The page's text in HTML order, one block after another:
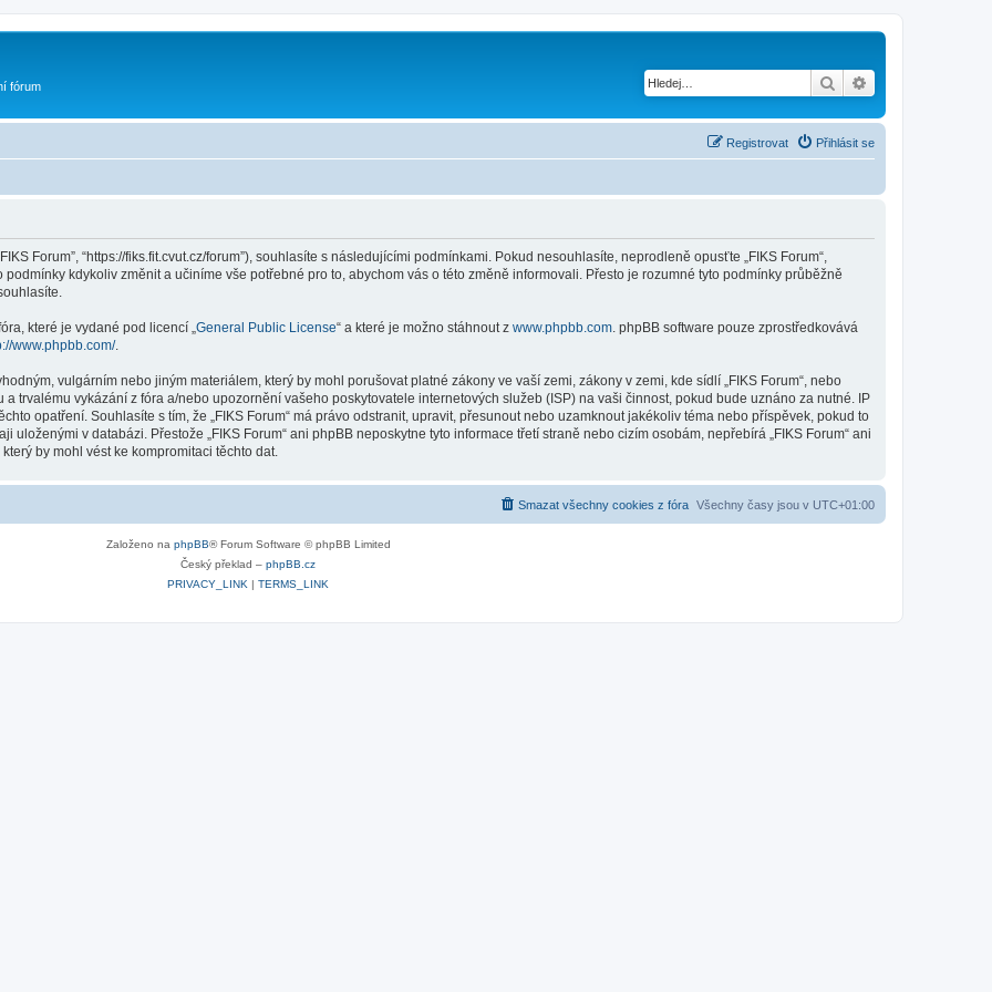
fórum Hledat
Přihlásit se
Registrovat
Forum”, “https://fiks.fit.cvut.cz/forum”), souhlasíte s následujícími podmínkami. Pokud nesouhlasíte, neprodleně opusťte „FIKS Forum“,
kdykoliv změnit a učiníme vše potřebné pro to, abychom vás o této změně informovali. Přesto je rozumné tyto podmínky průběžně
které je vydané pod licencí „ General Public License“ a které je možno stáhnout z www.phpbb.com . phpBB software pouze zprostředkovává
www.phpbb.com/.
vulgárním nebo jiným materiálem, který by mohl porušovat platné zákony ve vaší zemi, zákony v zemi, kde sídlí „FIKS Forum“, nebo
trvalému vykázání z fóra a/nebo upozornění vašeho poskytovatele internetových služeb (ISP) na vaši činnost, pokud bude uznáno za nutné. IP
opatření. Souhlasíte s tím, že „FIKS Forum“ má právo odstranit, upravit, přesunout nebo uzamknout jakékoliv téma nebo příspěvek, pokud to
v databázi. Přestože „FIKS Forum“ ani phpBB neposkytne tyto informace třetí straně nebo cizím osobám, nepřebírá „FIKS Forum“ ani
by mohl vést ke kompromitaci těchto dat.
Všechny časy jsou v UTC+01:00
Smazat všechny cookies z fóra
Založeno na phpBB® Forum Software © phpBB Limited
Český překlad – phpBB.cz
PRIVACY_LINK | TERMS_LINK